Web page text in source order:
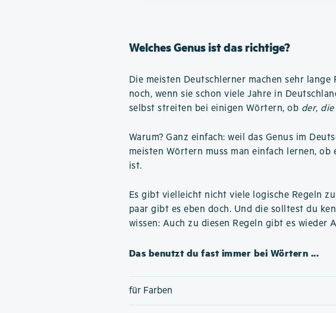
Welches Genus ist das richtige?
Die meisten Deutschlerner machen sehr lange
noch, wenn sie schon viele Jahre in
selbst streiten bei einigen Wörtern, ob der, die
Warum? Ganz einfach: weil das Genus im
meisten Wörtern muss man einfach lernen,
ist.
Es gibt vielleicht nicht viele logische Regeln
paar gibt es eben doch. Und die solltest du
wissen: Auch zu diesen Regeln gibt es wieder
Das benutzt du fast immer bei Wörtern ...
für Farben